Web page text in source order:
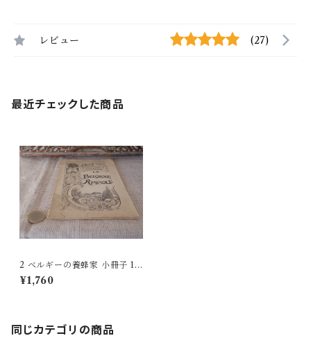
レビュー (27)
最近チェックした商品
2 ベルギーの養蜂家 小冊子 19
55 January February belgiu
m beekeeper booklet vinta
¥1,760
同じカテゴリの商品